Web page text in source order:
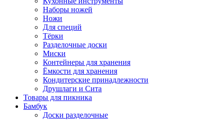
Наборы ножей
Ножи
Для специй
Тёрки
Разделочные доски
Миски
Контейнеры для хранения
Ёмкости для хранения
Кондитерские принадлежности
Друшлаги и Сита
Товары для пикника
Бамбук
Доски разделочные